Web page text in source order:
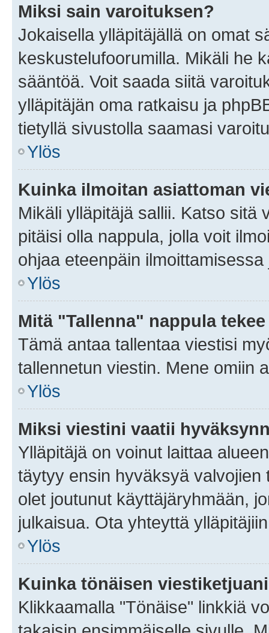
Miksi sain varoituksen?
Jokaisella ylläpitäjällä on omat
keskustelufoorumilla. Mikäli he
sääntöä. Voit saada siitä
ylläpitäjän oma ratkaisu ja
tietyllä sivustolla saamasi
Ylös
Kuinka ilmoitan asiattoman
Mikäli ylläpitäjä sallii. Katso sitä
pitäisi olla nappula, jolla voit
ohjaa eteenpäin
Ylös
Mitä "Tallenna" nappula
Tämä antaa tallentaa viestisi
tallennetun viestin. Mene omiin
Ylös
Miksi viestini vaatii
Ylläpitäjä on voinut laittaa
täytyy ensin hyväksyä
olet joutunut käyttäjäryhmään,
julkaisua. Ota yhteyttä
Ylös
Kuinka tönäisen
Klikkaamalla "Tönäise" linkkiä